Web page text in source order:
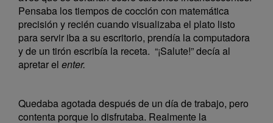
Pensaba los tiempos de cocción con matemática
precisión y recién cuando visualizaba el plato listo
para servir iba a su escritorio, prendía la computadora
y de un tirón escribía la receta. “¡Salute!” decía al
apretar el enter.
Quedaba agotada después de un día de trabajo, pero
contenta porque lo disfrutaba. Realmente la